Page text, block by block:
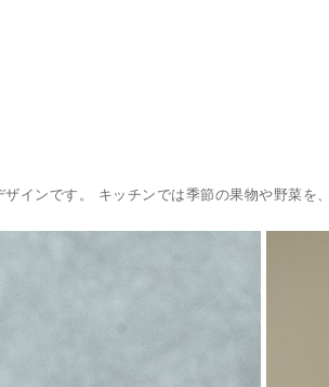
インです。 キッチンでは季節の果物や野菜を